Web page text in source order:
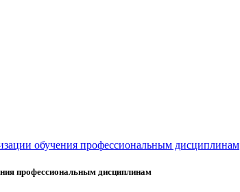
обучения профессиональным дисциплинам
профессиональным дисциплинам